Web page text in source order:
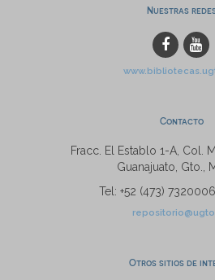
Nuestras
Contacto
Fracc. El Establo 1-A, Col.
Guanajuato, Gto.,
Tel: +52 (473)
Otros sitios de